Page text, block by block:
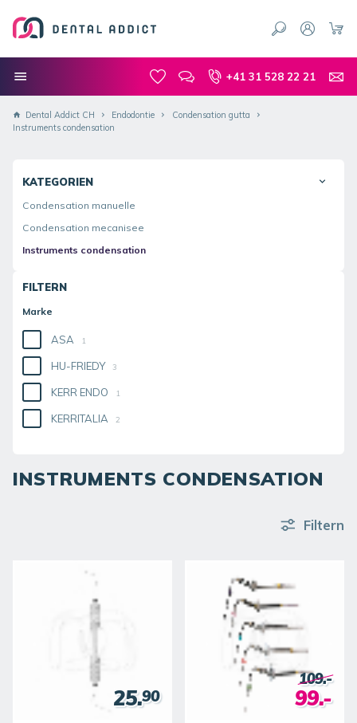
+41 31 528 22 21
Dental Addict CH Endodontie
Condensation gutta
Instruments condensation
KATEGORIEN
Condensation manuelle
Condensation mecanisee
Instruments condensation
FILTERN
Marke
ASA 1
HU-FRIEDY 3
KERR ENDO 1
KERRITALIA 2
INSTRUMENTS CONDENSATION
Filtern
25.90
109.-
99.-